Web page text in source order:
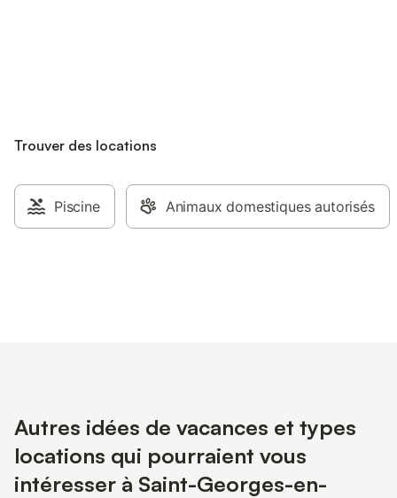
Trouver des locations
Piscine Animaux domestiques autorisés
Autres idées de vacances et types
locations qui pourraient vous
intéresser à Saint-Georges-en-